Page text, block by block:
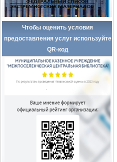
Чтобы оценить условия
предоставления услуг используйте
QR-код